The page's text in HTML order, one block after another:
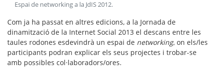
Espai de networking a la JdIS 2012.
Com ja ha passat en altres edicions, a la Jornada de
dinamització de la Internet Social 2013 el descans entre les
taules rodones esdevindrà un espai de networking, on els/les
participants podran explicar els seus projectes i trobar-se
amb possibles col·laboradors/ores.